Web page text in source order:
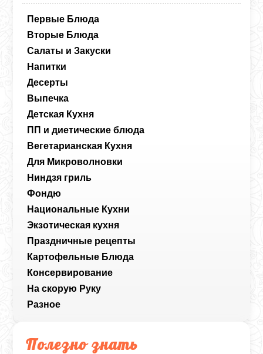
Первые Блюда
Вторые Блюда
Салаты и Закуски
Напитки
Десерты
Выпечка
Детская Кухня
ПП и диетические блюда
Вегетарианская Кухня
Для Микроволновки
Ниндзя гриль
Фондю
Национальные Кухни
Экзотическая кухня
Праздничные рецепты
Картофельные Блюда
Консервирование
На скорую Руку
Разное
Полезно знать